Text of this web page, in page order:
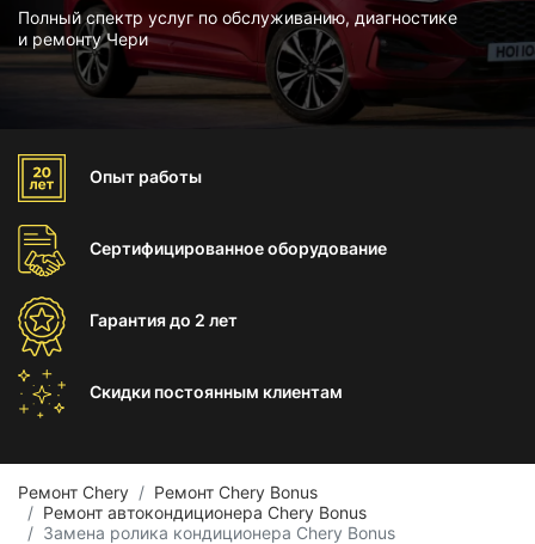
Полный спектр услуг по обслуживанию, диагностике
и ремонту Чери
Опыт работы
Сертифицированноеоборудование
Гарантиядо 2 лет
Скидки постоянным клиентам
Ремонт Chery
Ремонт Chery Bonus
Ремонт автокондиционера Chery Bonus
Замена ролика кондиционера Chery Bonus